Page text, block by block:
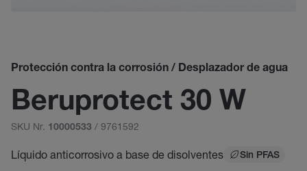
Protección contra la corrosión / Desplazador de agua
Beruprotect 30 W
SKU Nr. 10000533 / 9761592
Líquido anticorrosivo a base de disolventes Sin PFAS